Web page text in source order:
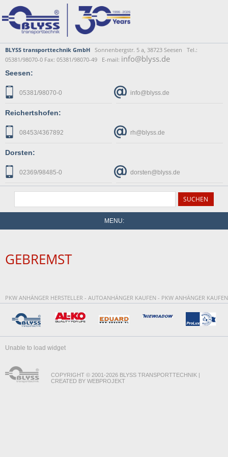
BLYSS transporttechnik GmbH Sonnenbergstr. 5 a, 38723 Seesen Tel.:
05381/98070-0 Fax: 05381/98070-49 E-mail: info@blyss.de
Seesen:
05381/98070-0 info@blyss.de
Reichertshofen:
08453/4367892 rh@blyss.de
Dorsten:
02369/98485-0 dorsten@blyss.de
MENU:
GEBREMST
PKW ANHÄNGER HERSTELLER - AUTOANHÄNGER KAUFEN - PKW ANHÄNGER KAUFEN
Unable to load widget
COPYRIGHT © 2001-2026 BLYSS TRANSPORTTECHNIK |
CREATED BY WEBPROJEKT